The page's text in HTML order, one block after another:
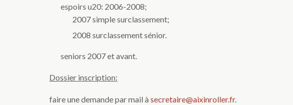
espoirs u20: 2006-2008;
2007 simple surclassement;
2008 surclassement sénior.
seniors 2007 et avant.
Dossier inscription:
faire une demande par mail à secretaire@aixinroller.fr.